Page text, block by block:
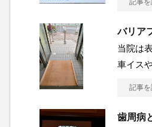
記事
バリア
当院は
車イス
記事
歯周病